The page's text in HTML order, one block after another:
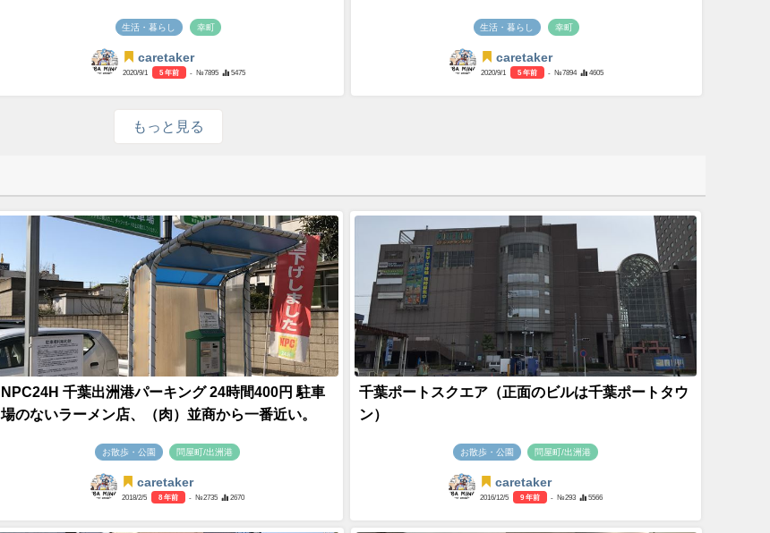
生活・暮らし 幸町
caretaker
2020/9/1 5 年前 - №7895 5475
生活・暮らし 幸町
caretaker
2020/9/1 5 年前 - №7894 4605
もっと見る
NPC24H 千葉出洲港パーキング 24時間400円 駐車
場のないラーメン店、（肉）並商から一番近い。
お散歩・公園 問屋町/出洲港
caretaker
2018/2/5 8 年前 - №2735 2670
千葉ポートスクエア（正面のビルは千葉ポートタウ
ン）
お散歩・公園 問屋町/出洲港
caretaker
2016/12/5 9 年前 - №293 5566